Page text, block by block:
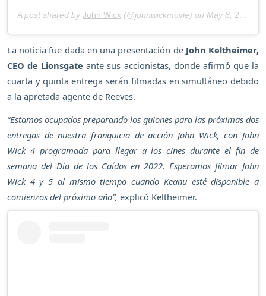
A post shared by John Wick (@johnwickmovie) on May 8, 2020 at 12:20pm PDT
La noticia fue dada en una presentación de John Keltheimer,
CEO de Lionsgate ante sus accionistas, donde afirmó que la
cuarta y quinta entrega serán filmadas en simultáneo debido
a la apretada agente de Reeves.
“Estamos ocupados preparando los guiones para las próximas dos
entregas de nuestra franquicia de acción John Wick, con John
Wick 4 programada para llegar a los cines durante el fin de
semana del Día de los Caídos en 2022. Esperamos filmar John
Wick 4 y 5 al mismo tiempo cuando Keanu esté disponible a
comienzos del próximo año”, explicó Keltheimer.